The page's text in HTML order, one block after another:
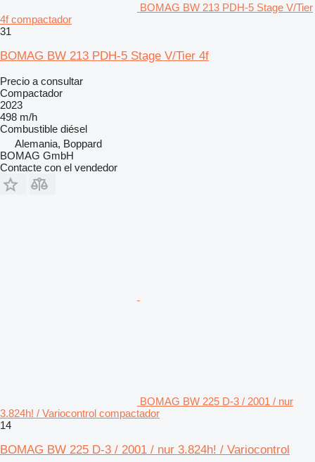
BOMAG BW 213 PDH-5 Stage V/Tier
4f compactador
31
BOMAG BW 213 PDH-5 Stage V/Tier 4f
Precio a consultar
Compactador
2023
498 m/h
Combustible diésel
Alemania, Boppard
BOMAG GmbH
Contacte con el vendedor
BOMAG BW 225 D-3 / 2001 / nur
3.824h! / Variocontrol compactador
14
BOMAG BW 225 D-3 / 2001 / nur 3.824h! / Variocontrol